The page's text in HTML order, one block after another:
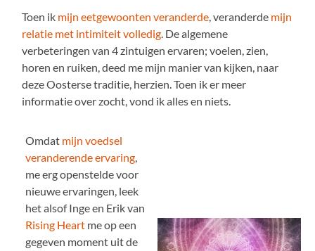
Toen ik mijn eetgewoonten veranderde, veranderde mijn
relatie met intimiteit volledig. De algemene
verbeteringen van 4 zintuigen ervaren; voelen, zien,
horen en ruiken, deed me mijn manier van kijken, naar
deze Oosterse traditie, herzien. Toen ik er meer
informatie over zocht, vond ik alles en niets.
Omdat mijn voedsel
veranderende ervaring,
me erg openstelde voor
nieuwe ervaringen, leek
het alsof Inge en Erik van
Rising Heart me op een
gegeven moment uit de